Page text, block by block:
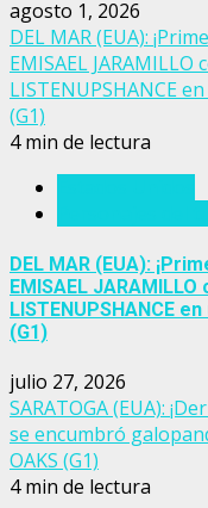
agosto 1, 2026
DEL MAR (EUA):
EMISAEL
LISTENUPSHANCE
(G1)
4 min de lectura
DEL MAR (EUA):
EMISAEL
LISTENUPSHANCE
(G1)
julio 27, 2026
SARATOGA (EUA):
se encumbró
OAKS (G1)
4 min de lectura